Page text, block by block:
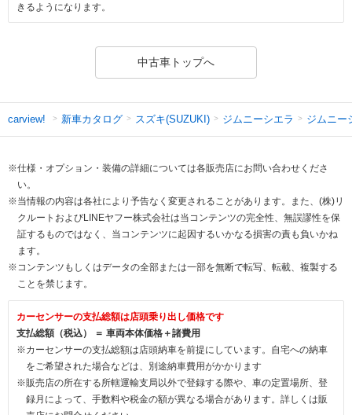
きるようになります。
中古車トップへ
carview! 新車カタログ スズキ(SUZUKI) ジムニーシエラ ジムニー
※仕様・オプション・装備の詳細については各販売店にお問い合わせくださ
い。
※当情報の内容は各社により予告なく変更されることがあります。また、(株)リ
クルートおよびLINEヤフー株式会社は当コンテンツの完全性、無誤謬性を保
証するものではなく、当コンテンツに起因するいかなる損害の責も負いかね
ます。
※コンテンツもしくはデータの全部または一部を無断で転写、転載、複製する
ことを禁じます。
カーセンサーの支払総額は店頭乗り出し価格です
支払総額（税込） ＝ 車両本体価格＋諸費用
※カーセンサーの支払総額は店頭納車を前提にしています。自宅への納車
をご希望された場合などは、別途納車費用がかかります
※販売店の所在する所轄運輸支局以外で登録する際や、車の定置場所、登
録月によって、手数料や税金の額が異なる場合があります。詳しくは販